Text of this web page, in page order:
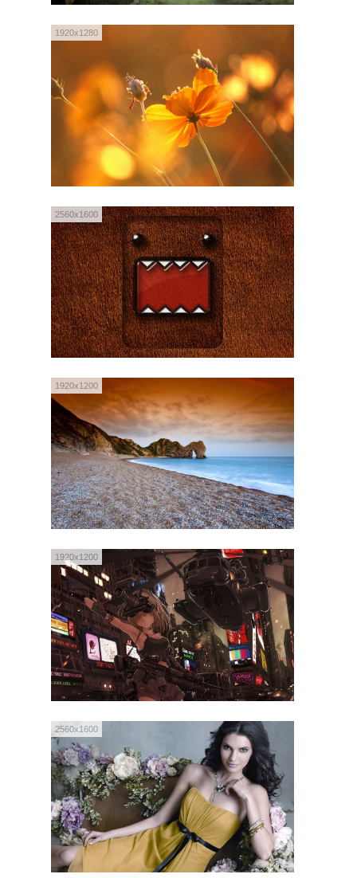
1920x1280
2560x1600
1920x1200
1920x1200
2560x1600